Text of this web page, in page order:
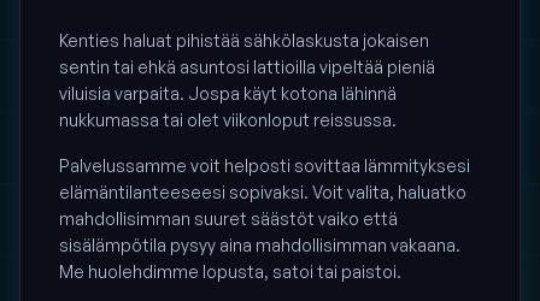
Kenties haluat pihistää sähkölaskusta jokaisen
sentin tai ehkä asuntosi lattioilla vipeltää pieniä
viluisia varpaita. Jospa käyt kotona lähinnä
nukkumassa tai olet viikonloput reissussa.
Palvelussamme voit helposti sovittaa lämmityksesi
elämäntilanteeseesi sopivaksi. Voit valita, haluatko
mahdollisimman suuret säästöt vaiko että
sisälämpötila pysyy aina mahdollisimman vakaana.
Me huolehdimme lopusta, satoi tai paistoi.